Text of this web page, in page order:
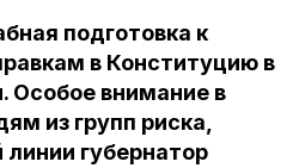
подготовка к
в Конституцию в
Особое внимание в
из групп риска,
губернатор